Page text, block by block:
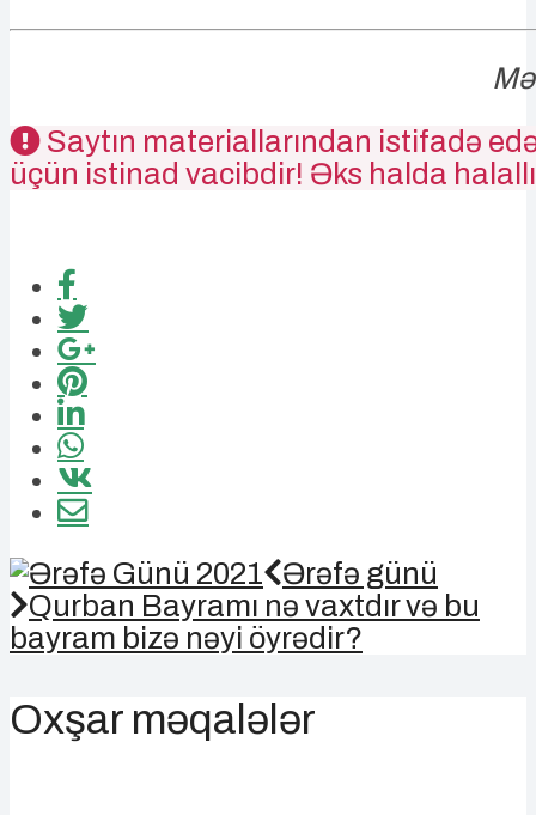
Saytın materiallarından istifadə
üçün istinad vacibdir! Əks halda
Ərəfə günü
Qurban Bayramı nə vaxtdır və bu
bayram bizə nəyi öyrədir?
Oxşar məqalələr